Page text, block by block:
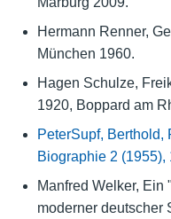
Hermann Renner,
München 1960.
Hagen Schulze,
1920, Boppard am
PeterSupf, Berthold,
Biographie 2 (1955),
Manfred Welker, Ein
moderner deutscher